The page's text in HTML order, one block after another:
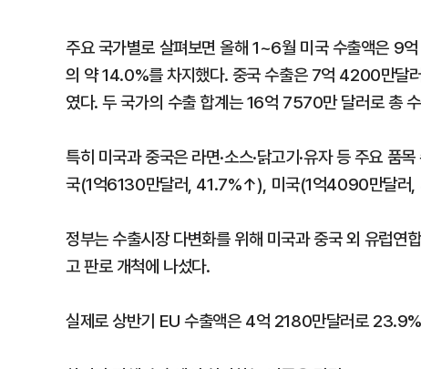
주요 국가별로 살펴보면 올해 1~6월 미국 수출액은
의 약 14.0%를 차지했다. 중국 수출은 7억 4200만
였다. 두 국가의 수출 합계는 16억 7570만 달러로 총
특히 미국과 중국은 라면·소스·닭고기·유자 등 주요 품
국(1억6130만달러, 41.7%↑), 미국(1억4090만달러
정부는 수출시장 다변화를 위해 미국과 중국 외 유럽
고 판로 개척에 나섰다.
실제로 상반기 EU 수출액은 4억 2180만달러로